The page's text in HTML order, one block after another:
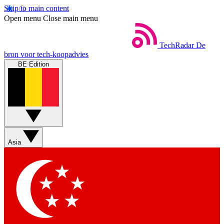
Skip to main content
Open menu Close main menu
TechRadar De
bron voor tech-koopadvies
BE Edition
Asia